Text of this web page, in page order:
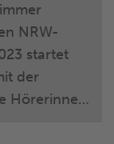
NRW-
startet
der
Hörerinnen